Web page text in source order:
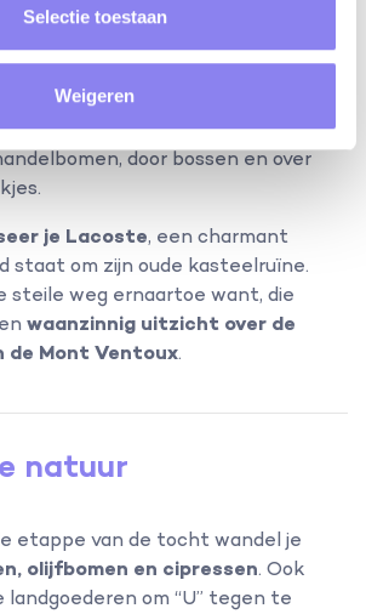
Selectie toestaan
Weigeren
verschillende wandel- en
de heuvels van de Vaucluse. Wij
van Goult naar Bonnieuxuit
deze tocht alleen maar
14 kilometer volg je een oud
door bossen en over
je Lacoste, een charmant
staat om zijn oude kasteelruïne.
steile weg ernaartoe want, die
waanzinnig uitzicht over de
de Mont Ventoux.
natuur
etappe van de tocht wandel je
olijfbomen en cipressen. Ook
landgoederen om “U” tegen te